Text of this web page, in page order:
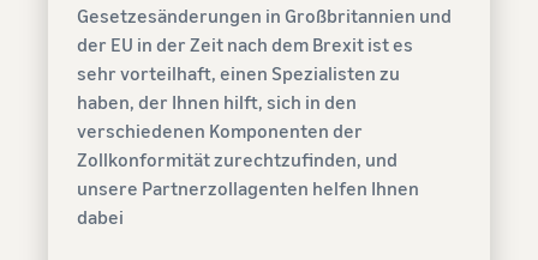
Gesetzesänderungen in Großbritannien und
der EU in der Zeit nach dem Brexit ist es
sehr vorteilhaft, einen Spezialisten zu
haben, der Ihnen hilft, sich in den
verschiedenen Komponenten der
Zollkonformität zurechtzufinden, und
unsere Partnerzollagenten helfen Ihnen
dabei